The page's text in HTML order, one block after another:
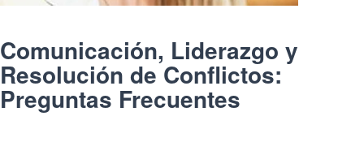
Comunicación, Liderazgo y
Resolución de Conflictos:
Preguntas Frecuentes